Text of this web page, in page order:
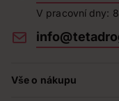
V pracovní dny:
Vše o nákupu